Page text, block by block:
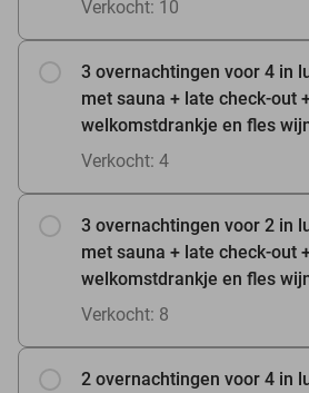
Verkocht: 10
3 overnachtingen voor 4 in
met sauna + late check-out
welkomstdrankje en fles
Verkocht: 4
3 overnachtingen voor 2 in
met sauna + late check-out
welkomstdrankje en fles
Verkocht: 8
2 overnachtingen voor 4 in